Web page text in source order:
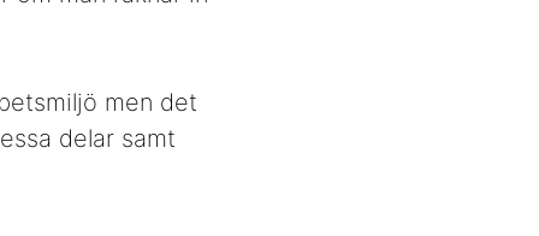
men det
delar samt